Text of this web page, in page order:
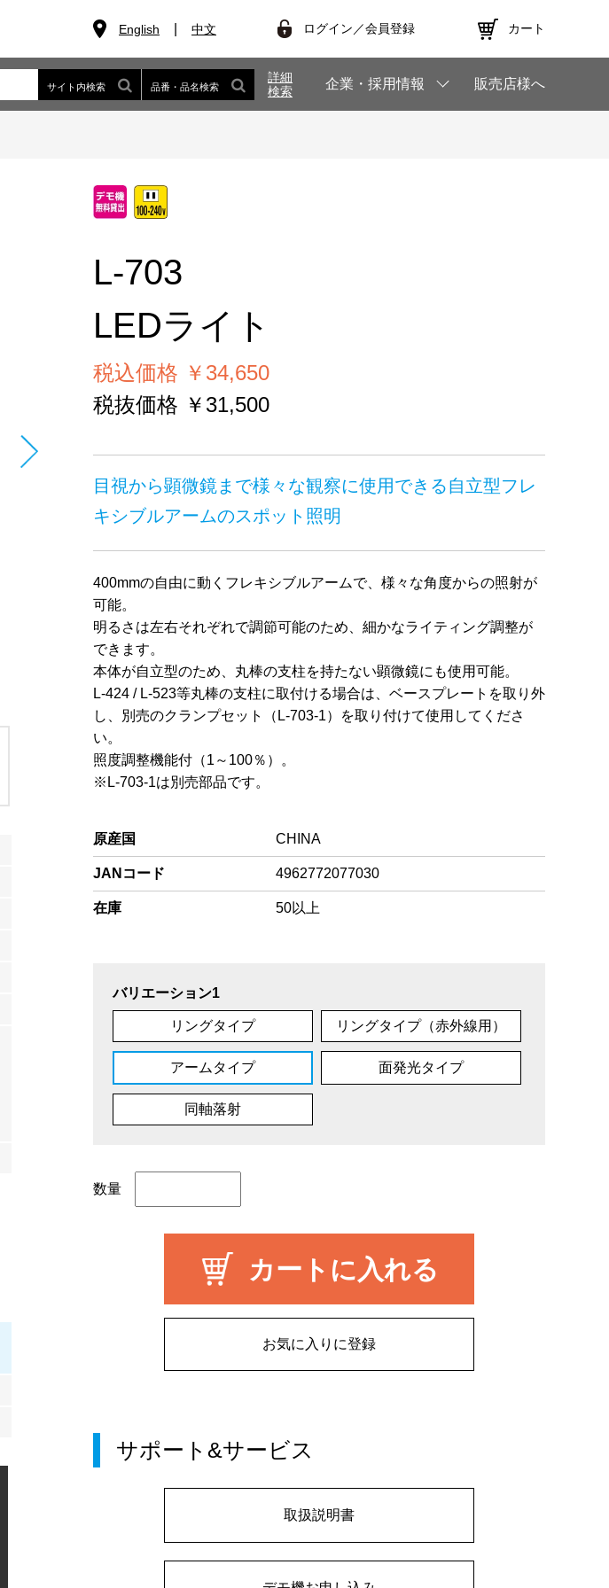
English 中文 ログイン／会員登録 カート
サイト内検索 品番・品名検索
詳細
検索
企業・採用情報 販売店様へ
L-703
LEDライト
税込価格 ￥34,650
税抜価格 ￥31,500
目視から顕微鏡まで様々な観察に使用できる自立型フレ
キシブルアームのスポット照明
400mmの自由に動くフレキシブルアームで、様々な角度からの照射が
可能。
明るさは左右それぞれで調節可能のため、細かなライティング調整が
できます。
本体が自立型のため、丸棒の支柱を持たない顕微鏡にも使用可能。
L-424 / L-523等丸棒の支柱に取付ける場合は、ベースプレートを取り外
し、別売のクランプセット（L-703-1）を取り付けて使用してくださ
い。
照度調整機能付（1～100％）。
※L-703-1は別売部品です。
原産国 CHINA
JANコード 4962772077030
在庫 50以上
バリエーション1
リングタイプ リングタイプ（赤外線用）
アームタイプ 面発光タイプ
同軸落射
数量
カートに入れる
お気に入りに登録
サポート&サービス
取扱説明書